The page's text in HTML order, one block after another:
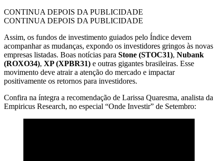
CONTINUA DEPOIS DA PUBLICIDADE
CONTINUA DEPOIS DA PUBLICIDADE
Assim, os fundos de investimento guiados pelo Índice devem
acompanhar as mudanças, expondo os investidores gringos às novas
empresas listadas. Boas notícias para Stone (STOC31), Nubank
(ROXO34), XP (XPBR31) e outras gigantes brasileiras. Esse
movimento deve atrair a atenção do mercado e impactar
positivamente os retornos para investidores.
Confira na íntegra a recomendação de Larissa Quaresma, analista da
Empiricus Research, no especial “Onde Investir” de Setembro: